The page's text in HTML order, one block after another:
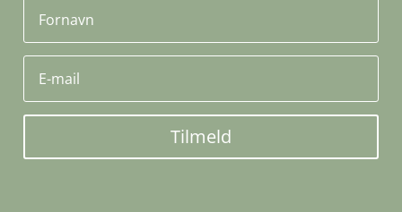
Tilmeld